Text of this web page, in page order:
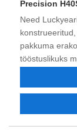
Precision
Need
pakkuma
tööstuslikuks